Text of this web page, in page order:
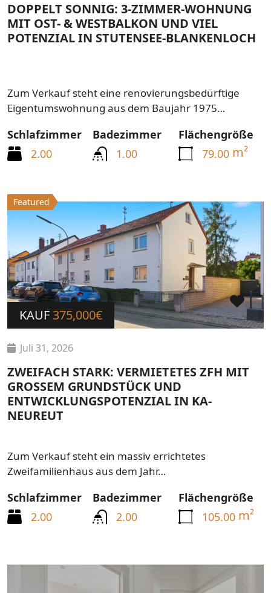
DOPPELT SONNIG: 3-ZIMMER-WOHNUNG
MIT OST- & WESTBALKON UND VIEL
POTENZIAL IN STUTENSEE-BLANKENLOCH
Zum Verkauf steht eine renovierungsbedürftige
Eigentumswohnung aus dem Baujahr 1975…
Schlafzimmer
2.00
Badezimmer
1.00
Flächengröße
79.00 m²
Featured
KAUF 375,000€
Juli 31, 2026
ZWEIFACH STARK: VERMIETETES ZFH MIT
GROSSEM GRUNDSTÜCK UND E
NTWICKLUNGSPOTENZIAL IN KA-N
EUREUT
Zum Verkauf steht ein massiv errichtetes
Zweifamilienhaus aus dem Jahr…
Schlafzimmer
2.00
Badezimmer
2.00
Flächengröße
105.00 m²